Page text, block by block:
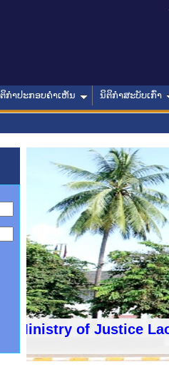
ກໍາປະກອບຄໍາເຫັນ ນິຕິກໍາສະບັບເກົ່າ
of Justice Lao